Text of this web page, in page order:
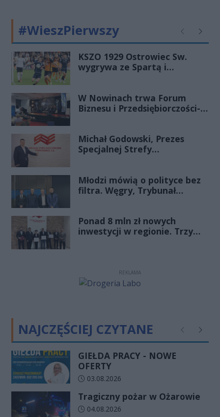
#WieszPierwszy Poprzednie
KSZO 1929 Ostrowiec Sw.
wygrywa ze Spartą i
W Nowinach trwa Forum
Biznesu i Przedsiębiorczości-
Michał Godowski, Prezes
Specjalnej Strefy
Porannej Rozmowy Radia
Rekord Świętokrzyskie
Młodzi mówią o polityce bez
filtra. Węgry, Trybunał
zmienia zasady gry
Ponad 8 mln zł nowych
inwestycji w regionie. Trzy
REKLAMA
NAJCZĘŚCIEJ CZYTANE Poprzednie
GIEŁDA PRACY - NOWE
OFERTY
Data dodania artykułu:
03.08.2026
Tragiczny pożar w Ożarowie
Data dodania artykułu:
04.08.2026